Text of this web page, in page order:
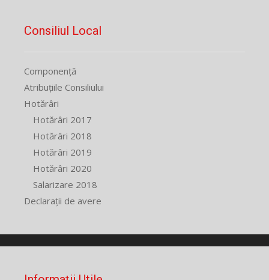
Consiliul Local
Componență
Atribuțiile Consiliului
Hotărâri
Hotărâri 2017
Hotărâri 2018
Hotărâri 2019
Hotărâri 2020
Salarizare 2018
Declarații de avere